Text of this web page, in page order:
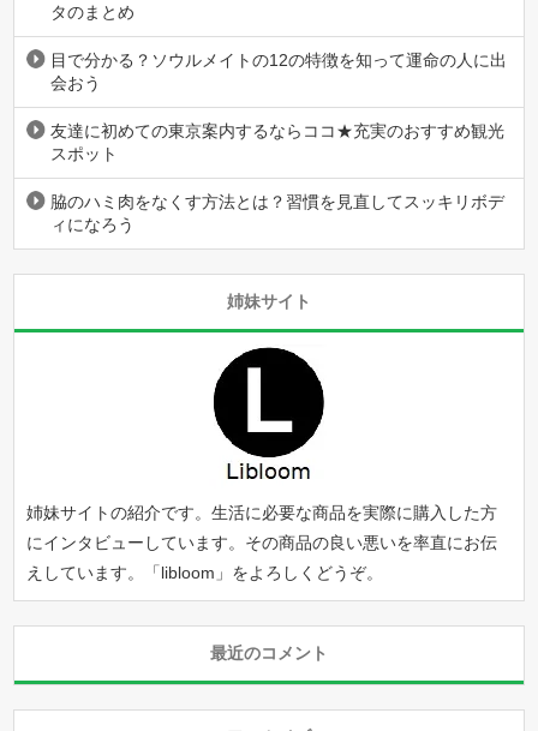
タのまとめ
目で分かる？ソウルメイトの12の特徴を知って運命の人に出
会おう
友達に初めての東京案内するならココ★充実のおすすめ観光
スポット
脇のハミ肉をなくす方法とは？習慣を見直してスッキリボデ
ィになろう
姉妹サイト
姉妹サイトの紹介です。生活に必要な商品を実際に購入した方
にインタビューしています。その商品の良い悪いを率直にお伝
えしています。「libloom 」をよろしくどうぞ。
最近のコメント